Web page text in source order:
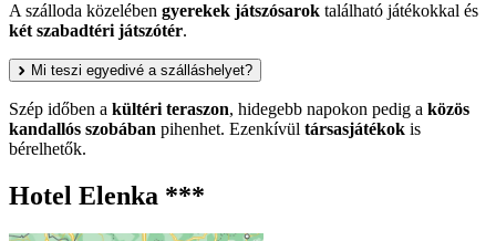
A szálloda közelében gyerekek játszósarok található játékokkal és
két szabadtéri játszótér.
Mi teszi egyedivé a szálláshelyet?
Szép időben a kültéri teraszon, hidegebb napokon pedig a közös
kandallós szobában pihenhet. Ezenkívül társasjátékok is
bérelhetők.
Hotel Elenka ***